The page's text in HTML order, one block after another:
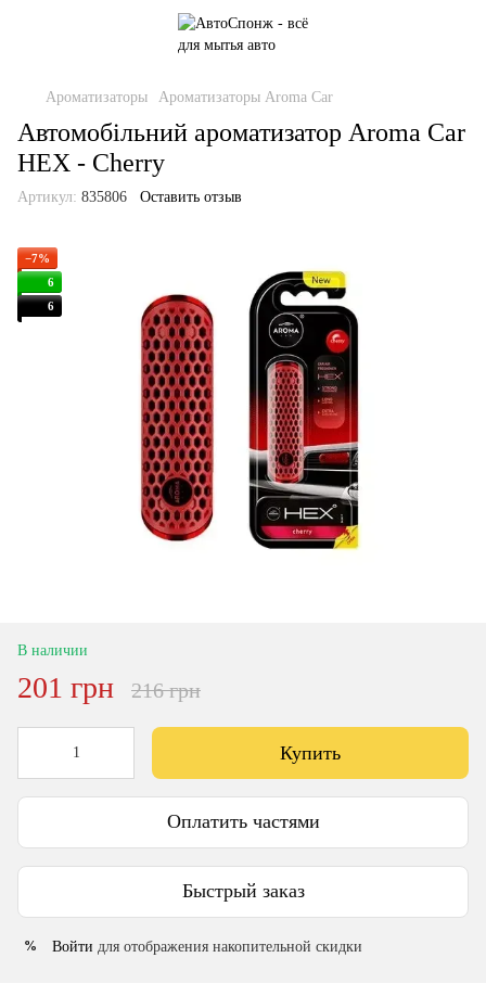
Ароматизаторы Ароматизаторы Aroma Car
Автомобільний ароматизатор Aroma Car
HEX - Cherry
Артикул: 835806 Оставить отзыв
−7%
6
6
В наличии
201 грн 216 грн
Купить
Оплатить частями
Быстрый заказ
% Войти для отображения накопительной скидки